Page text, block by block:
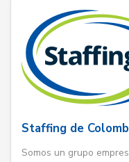
Staffing de
Somos un grupo